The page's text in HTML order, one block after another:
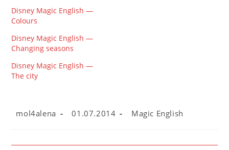
Disney Magic English —
Colours
Disney Magic English —
Changing seasons
Disney Magic English —
The city
Автор
mol4alena
Запись
01.07.2014
Рубрика
записи:
Magic English